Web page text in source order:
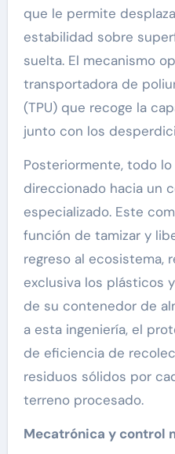
que le permite
estabilidad sobre
suelta. El mecanismo
transportadora de
(TPU) que recoge la
junto con los
Posteriormente, todo
direccionado hacia un
especializado. Este
función de tamizar y
regreso al ecosistema,
exclusiva los plásticos
de su contenedor de
a esta ingeniería, el
de eficiencia de
residuos sólidos por
terreno procesado.
Mecatrónica y control